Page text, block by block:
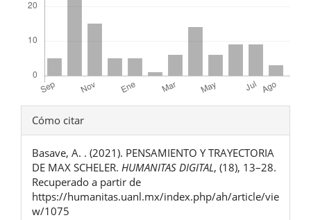
Detalles
del
artículo
Cómo citar
Basave, A. . (2021). PENSAMIENTO Y TRAYECTORIA
DE MAX SCHELER. HUMANITAS DIGITAL, (18), 13–28.
Recuperado a partir de
https://humanitas.uanl.mx/index.php/ah/article/vie
w/1075